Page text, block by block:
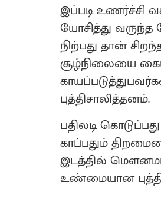
இப்படி உணர்ச்சி
யோசித்து
நிற்பது தான்
சூழ்நிலையை
புத்திசாலித்தனம்.
பதிலடி
காப்பதும்
இடத்தில்
உண்மையான